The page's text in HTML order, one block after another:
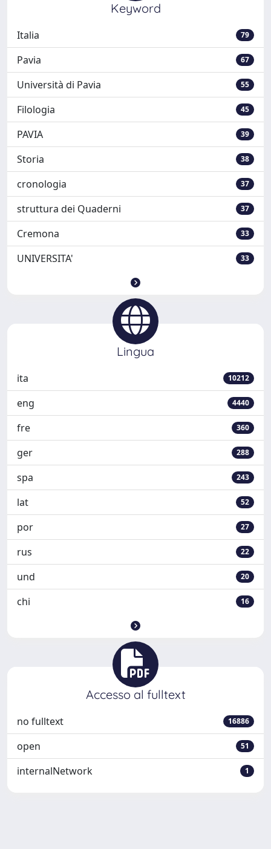
Keyword
Italia 79
Pavia 67
Università di Pavia 55
Filologia 45
PAVIA 39
Storia 38
cronologia 37
struttura dei Quaderni 37
Cremona 33
UNIVERSITA' 33
Lingua
ita 10212
eng 4440
fre 360
ger 288
spa 243
lat 52
por 27
rus 22
und 20
chi 16
Accesso al fulltext
no fulltext 16886
open 51
internalNetwork 1